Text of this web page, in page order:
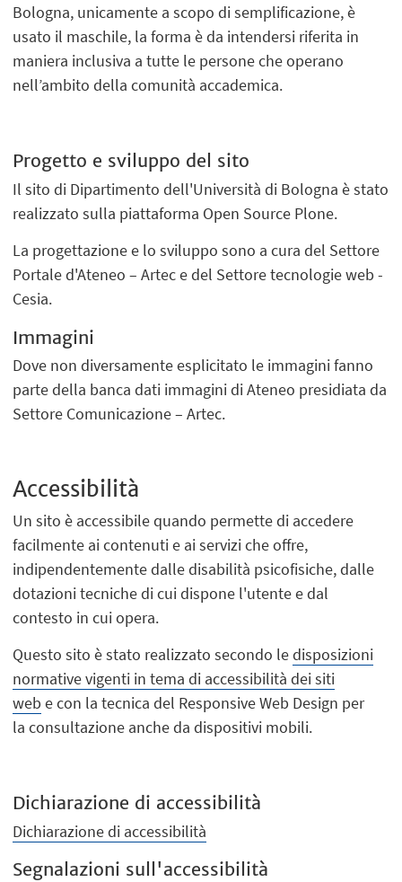
Bologna, unicamente a scopo di semplificazione, è
usato il maschile, la forma è da intendersi riferita in
maniera inclusiva a tutte le persone che operano
nell’ambito della comunità accademica.
Progetto e sviluppo del sito
Il sito di Dipartimento dell'Università di Bologna è stato
realizzato sulla piattaforma Open Source Plone.
La progettazione e lo sviluppo sono a cura del Settore
Portale d'Ateneo – Artec e del Settore tecnologie web -
Cesia.
Immagini
Dove non diversamente esplicitato le immagini fanno
parte della banca dati immagini di Ateneo presidiata da
Settore Comunicazione – Artec.
Accessibilità
Un sito è accessibile quando permette di accedere
facilmente ai contenuti e ai servizi che offre,
indipendentemente dalle disabilità psicofisiche, dalle
dotazioni tecniche di cui dispone l'utente e dal
contesto in cui opera.
Questo sito è stato realizzato secondo ledisposizioni
normative vigenti in tema di accessibilità dei siti
web e con la tecnica del Responsive Web Design per
la consultazione anche da dispositivi mobili.
Dichiarazione di accessibilità
Dichiarazione di accessibilità
Segnalazioni sull'accessibilità